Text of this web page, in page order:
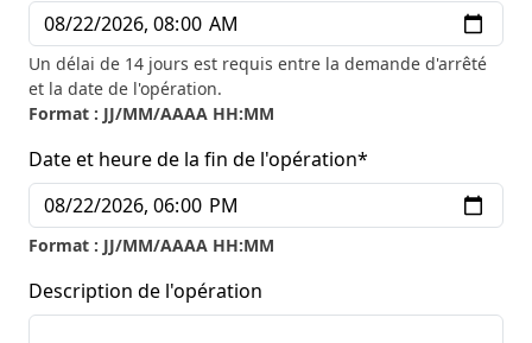
Un délai de 14 jours est requis entre la demande d'arrêté
et la date de l'opération.
Format : JJ/MM/AAAA HH:MM
Date et heure de la fin de l'opération*
Format : JJ/MM/AAAA HH:MM
Description de l'opération